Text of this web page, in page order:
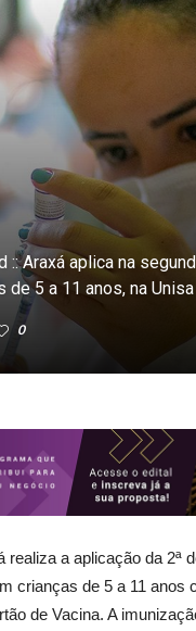
:: Araxá aplica na
de 5 a 11 anos, na Unisa
0
realiza a aplicação da 2ª
crianças de 5 a 11 anos
de Vacina. A